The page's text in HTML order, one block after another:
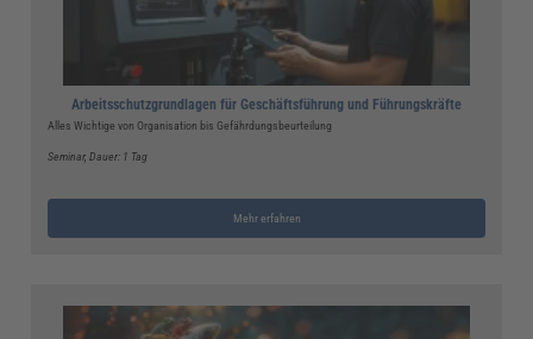
Arbeitsschutzgrundlagen für Geschäftsführung und Führungskräfte
Alles Wichtige von Organisation bis Gefährdungsbeurteilung
Seminar, Dauer: 1 Tag
Mehr erfahren